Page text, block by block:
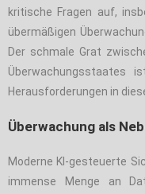
kritische Fragen auf,
übermäßigen
Der schmale Grat
Überwachungsstaates
Herausforderungen in
Überwachung als
Moderne KI-gesteuerte
immense Menge an